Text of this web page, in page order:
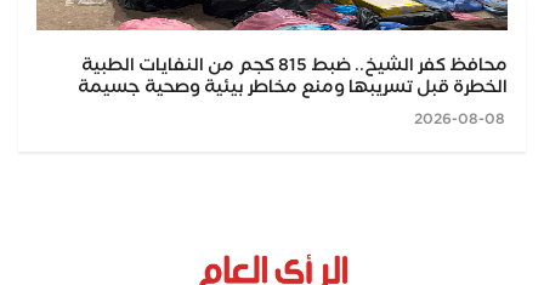
محافظ كفر الشيخ.. ضبط 815 كجم من النفايات الطبية
الخطرة قبل تسريبها ومنع مخاطر بيئية وصحية جسيمة